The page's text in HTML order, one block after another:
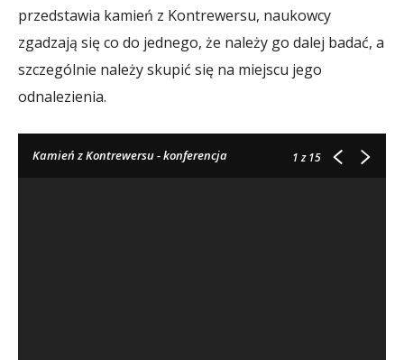
przedstawia kamień z Kontrewersu, naukowcy
zgadzają się co do jednego, że należy go dalej badać, a
szczególnie należy skupić się na miejscu jego
odnalezienia.
Kamień z Kontrewersu - konferencja 1z 15